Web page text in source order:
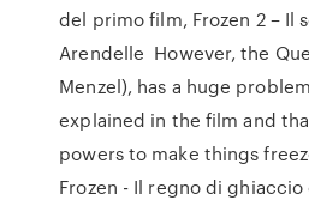
del primo film, Frozen 2 – Il
Arendelle However, the
Menzel), has a huge
explained in the film and
powers to make things
Frozen - Il regno di